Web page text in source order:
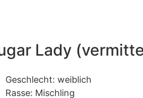
Lady
Geschlecht: weiblich
Rasse: Mischling